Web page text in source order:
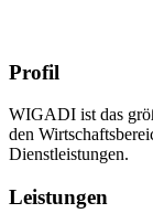
Profil
WIGADI ist das
den
Dienstleistungen.
Leistungen